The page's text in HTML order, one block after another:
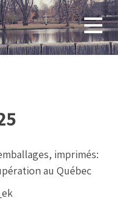
imprimés:
au Québec